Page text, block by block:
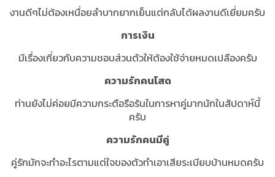
งานดีๆไม่ต้องเหนื่อยลำบากยากเย็นแต่กลับได้ผลงานดีเยี่ยมครับ
การเงิน
มีเรื่องเกี่ยวกับความชอบส่วนตัวให้ต้องใช้จ่ายหมดเปลืองครับ
ความรักคนโสด
ท่านยังไม่ค่อยมีความกระตือรือร้นในการหาคู่มากนักในสัปดาห์นี้
ครับ
ความรักคนมีคู่
คู่รักมักจะทำอะไรตามแต่ใจของตัวทำเอาเสียระเบียบบ้านหมดครับ